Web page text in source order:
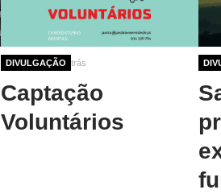
DIVULGAÇÃO
1 ano 10 meses atrás
Captação
Voluntários
1